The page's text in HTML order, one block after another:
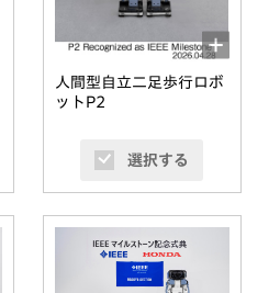
人間型自立二足歩行ロボ
ットP2
選択する